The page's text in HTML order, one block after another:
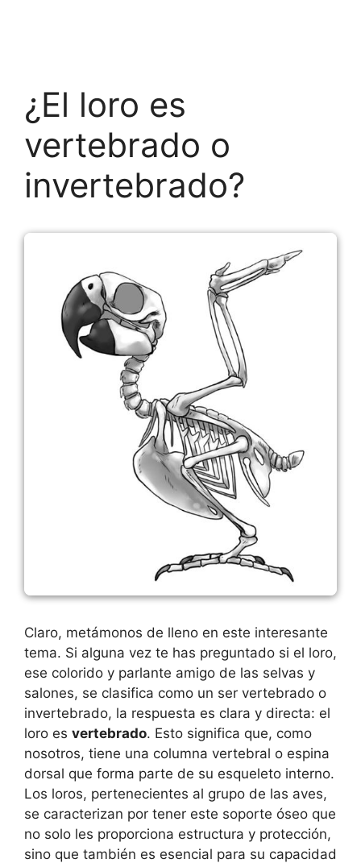
¿El loro es
vertebrado o
invertebrado?
Claro, metámonos de lleno en este interesante
tema. Si alguna vez te has preguntado si el loro,
ese colorido y parlante amigo de las selvas y
salones, se clasifica como un ser vertebrado o
invertebrado, la respuesta es clara y directa: el
loro es vertebrado. Esto significa que, como
nosotros, tiene una columna vertebral o espina
dorsal que forma parte de su esqueleto interno.
Los loros, pertenecientes al grupo de las aves,
se caracterizan por tener este soporte óseo que
no solo les proporciona estructura y protección,
sino que también es esencial para su capacidad